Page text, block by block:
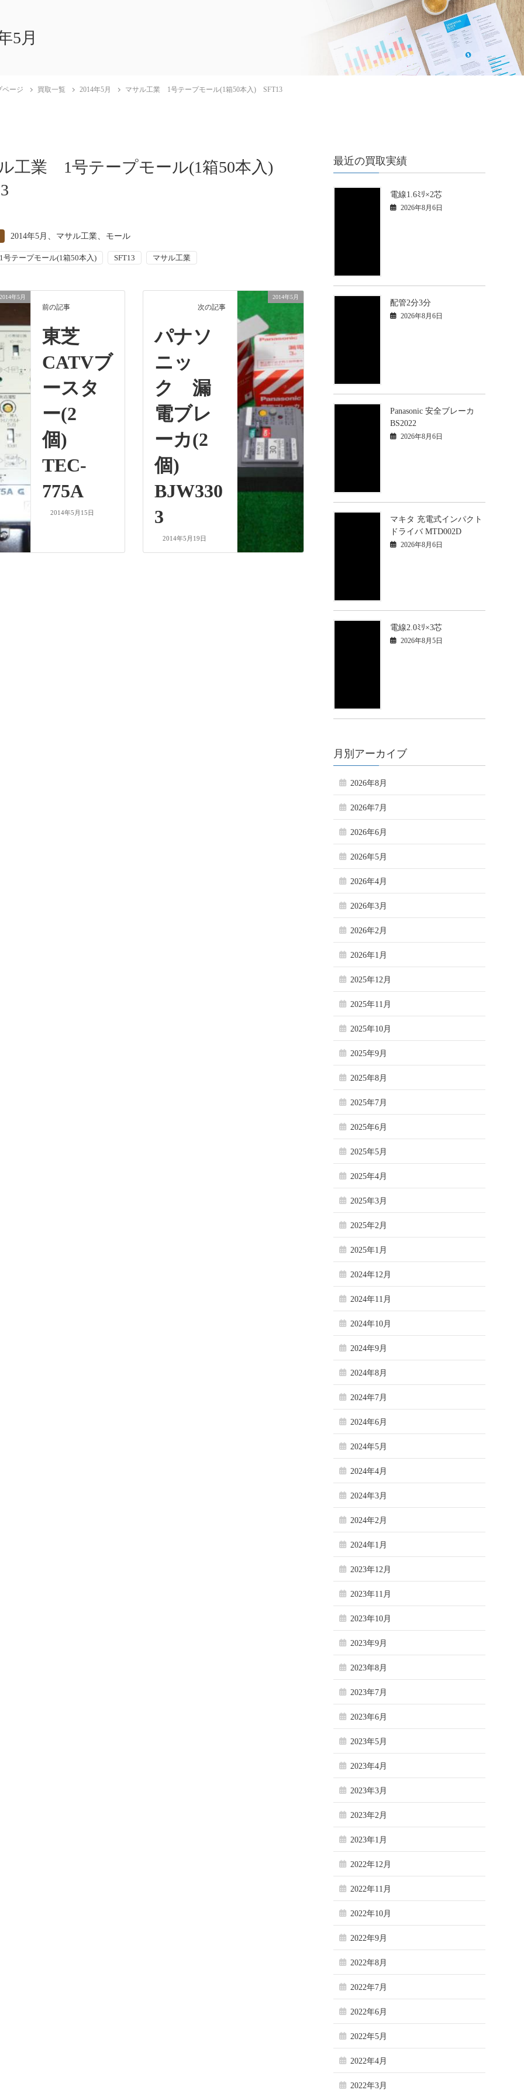
5月
ページ 買取一覧 2014年5月 マサル工業 1号テープモール(1箱50本入) SFT13
工業 1号テープモール(1箱50本入)
2014年5月 、 マサル工業、 モール
1号テープモール(1箱50本入) SFT13 マサル工業
2014年5月
前の記事
東芝
CATVブ
ースタ
ー(2
個)
TEC-
775A
2014年5月15日
2014年5月
次の記事
パナソ
ニッ
ク 漏
電ブレ
ーカ(2
個)
BJW330
3
2014年5月19日
最近の買取実績
電線1.6ﾐﾘ×2芯
2026年8月6日
配管2分3分
2026年8月6日
Panasonic 安全ブレーカ
BS2022
2026年8月6日
マキタ 充電式インパクト
ドライバ MTD002D
2026年8月6日
電線2.0ﾐﾘ×3芯
2026年8月5日
月別アーカイブ
2026年8月
2026年7月
2026年6月
2026年5月
2026年4月
2026年3月
2026年2月
2026年1月
2025年12月
2025年11月
2025年10月
2025年9月
2025年8月
2025年7月
2025年6月
2025年5月
2025年4月
2025年3月
2025年2月
2025年1月
2024年12月
2024年11月
2024年10月
2024年9月
2024年8月
2024年7月
2024年6月
2024年5月
2024年4月
2024年3月
2024年2月
2024年1月
2023年12月
2023年11月
2023年10月
2023年9月
2023年8月
2023年7月
2023年6月
2023年5月
2023年4月
2023年3月
2023年2月
2023年1月
2022年12月
2022年11月
2022年10月
2022年9月
2022年8月
2022年7月
2022年6月
2022年5月
2022年4月
2022年3月